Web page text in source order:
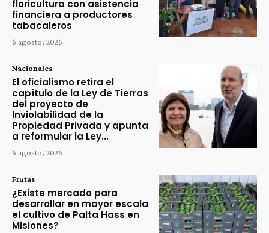
floricultura con asistencia
financiera a productores
tabacaleros
6 agosto, 2026
Nacionales
El oficialismo retira el
capítulo de la Ley de Tierras
del proyecto de
Inviolabilidad de la
Propiedad Privada y apunta
a reformular la Ley...
6 agosto, 2026
Frutas
¿Existe mercado para
desarrollar en mayor escala
el cultivo de Palta Hass en
Misiones?